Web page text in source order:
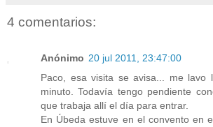
4 comentarios:
Anónimo 20 jul 2011, 23:47:00
Paco, esa visita se avisa... me
minuto. Todavía tengo pendiente
que trabaja allí el día para entrar.
En Úbeda estuve en el convento en